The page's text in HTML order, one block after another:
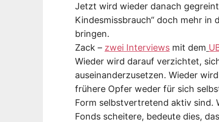
Jetzt wird wieder danach
Kindesmissbrauch“ doch mehr in
bringen.
Zack – zwei Interviews mit dem
Wieder wird darauf verzichtet,
auseinanderzusetzen. Wieder
frühere Opfer weder für sich
Form selbstvertretend aktiv sind.
Fonds scheitere, bedeute dies,